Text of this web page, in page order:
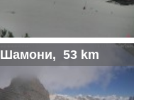
Шамони, 53 km